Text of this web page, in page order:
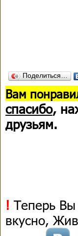
Поделиться…
Вам
спасибо,
друзьям.
! Теперь
вкусно,